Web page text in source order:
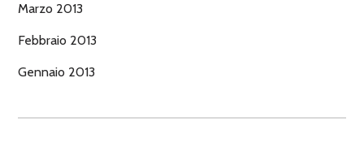
Marzo 2013
Febbraio 2013
Gennaio 2013